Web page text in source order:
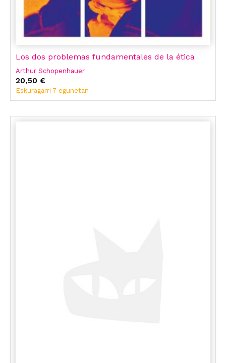
Los dos problemas fundamentales de la ética
Arthur Schopenhauer
20,50 €
Eskuragarri 7 egunetan